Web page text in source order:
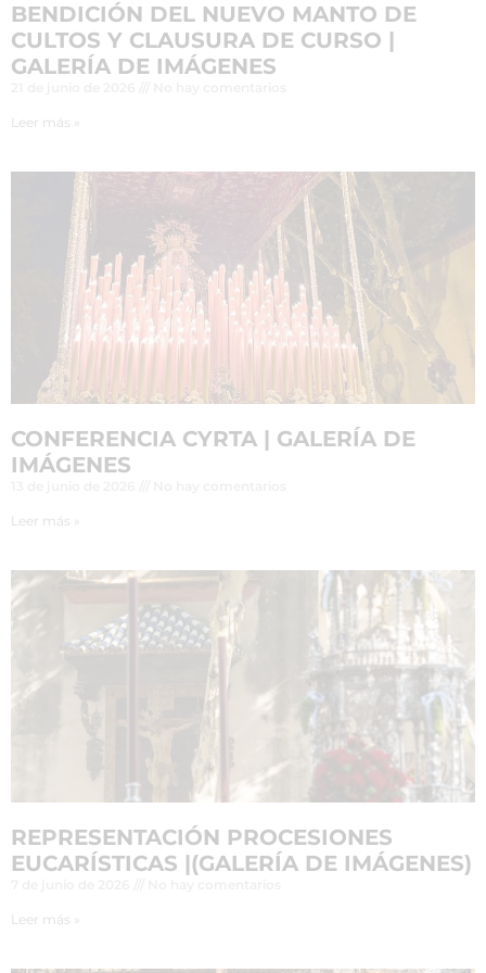
BENDICIÓN DEL NUEVO MANTO DE
CULTOS Y CLAUSURA DE CURSO |
GALERÍA DE IMÁGENES
Leer más »
CONFERENCIA CYRTA | GALERÍA DE
IMÁGENES
Leer más »
REPRESENTACIÓN PROCESIONES
EUCARÍSTICAS |(GALERÍA DE IMÁGENES)
Leer más »